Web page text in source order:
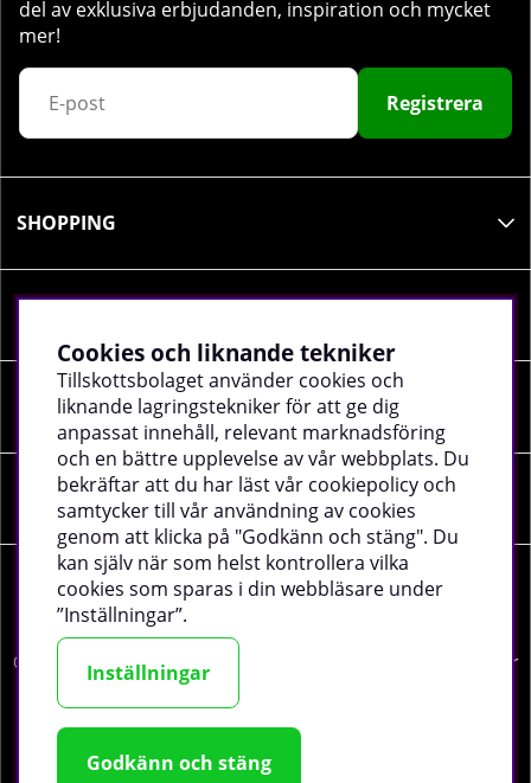
del av exklusiva erbjudanden, inspiration och mycket
mer!
Registrera
SHOPPING
SOCIALA MEDIER
FÖRETAGSUPPGIFTER
© 2026 tillskottsbolaget.se. Vi använder cookies -
läs mer
Cookies och liknande tekniker
Tillskottsbolaget använder cookies och
liknande lagringstekniker för att ge dig
anpassat innehåll, relevant marknadsföring
och en bättre upplevelse av vår webbplats. Du
bekräftar att du har läst vår cookiepolicy och
samtycker till vår användning av cookies
genom att klicka på "Godkänn och stäng". Du
kan själv när som helst kontrollera vilka
cookies som sparas i din webbläsare under
”Inställningar”.
Inställningar
Godkänn och stäng